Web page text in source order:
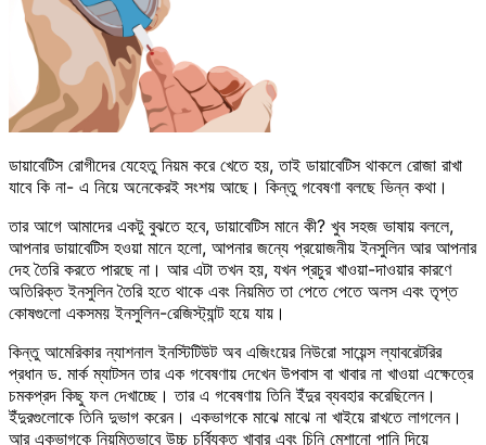
ডায়াবেটিস রোগীদের যেহেতু নিয়ম করে খেতে হয়, তাই ডায়াবেটিস থাকলে রোজা রাখা
যাবে কি না- এ নিয়ে অনেকেরই সংশয় আছে। কিন্তু গবেষণা বলছে ভিন্ন কথা।
তার আগে আমাদের একটু বুঝতে হবে, ডায়াবেটিস মানে কী? খুব সহজ ভাষায় বললে,
আপনার ডায়াবেটিস হওয়া মানে হলো, আপনার জন্যে প্রয়োজনীয় ইনসুলিন আর আপনার
দেহ তৈরি করতে পারছে না। আর এটা তখন হয়, যখন প্রচুর খাওয়া-দাওয়ার কারণে
অতিরিক্ত ইনসুলিন তৈরি হতে থাকে এবং নিয়মিত তা পেতে পেতে অলস এবং তৃপ্ত
কোষগুলো একসময় ইনসুলিন-রেজিস্ট্যান্ট হয়ে যায়।
কিন্তু আমেরিকার ন্যাশনাল ইনস্টিটিউট অব এজিংয়ের নিউরো সায়েন্স ল্যাবরেটরির
প্রধান ড. মার্ক ম্যাটসন তার এক গবেষণায় দেখেন উপবাস বা খাবার না খাওয়া এক্ষেত্রে
চমকপ্রদ কিছু ফল দেখাচ্ছে। তার এ গবেষণায় তিনি ইঁদুর ব্যবহার করেছিলেন।
ইঁদুরগুলোকে তিনি দুভাগ করেন। একভাগকে মাঝে মাঝে না খাইয়ে রাখতে লাগলেন।
আর একভাগকে নিয়মিতভাবে উচ্চ চর্বিযুক্ত খাবার এবং চিনি মেশানো পানি দিয়ে